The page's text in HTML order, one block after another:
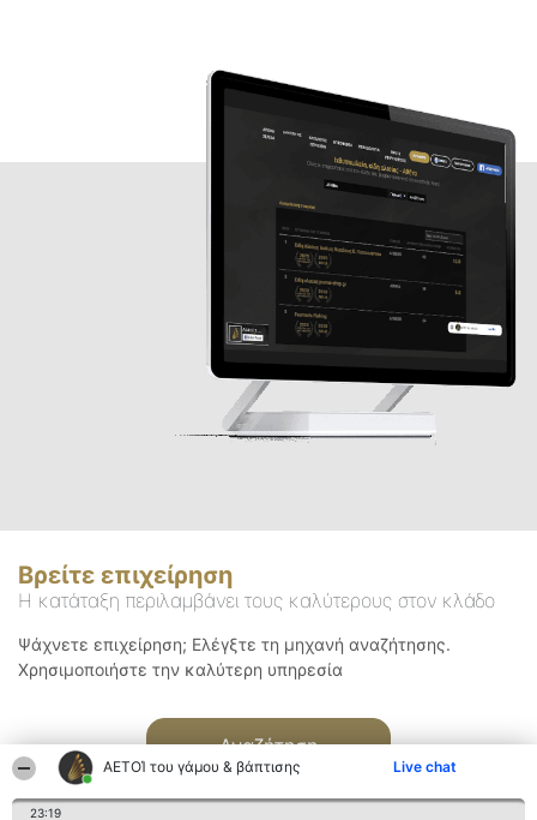
ΑΕΤΟΊ του γάμου & βάπτισης Live chat
23:19
Βρείτε επιχείρηση
Η κατάταξη περιλαμβάνει τους καλύτερους στον κλάδο
Ψάχνετε επιχείρηση; Ελέγξτε τη μηχανή αναζήτησης.
Χρησιμοποιήστε την καλύτερη υπηρεσία
Αναζήτηση